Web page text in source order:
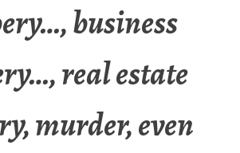
business
real estate
murder, even